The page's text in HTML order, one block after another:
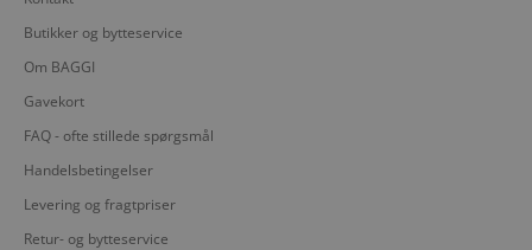
Butikker og bytteservice
Om BAGGI
Gavekort
FAQ - ofte stillede spørgsmål
Handelsbetingelser
Levering og fragtpriser
Retur- og bytteservice